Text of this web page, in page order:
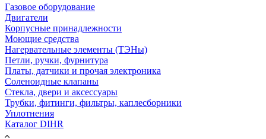
Газовое оборудование
Двигатели
Корпусные принадлежности
Моющие средства
Нагервательные элементы (ТЭНы)
Петли, ручки, фурнитура
Платы, датчики и прочая электроника
Соленоидные клапаны
Стекла, двери и аксессуары
Трубки, фитинги, фильтры, каплесборники
Уплотнения
Каталог DIHR